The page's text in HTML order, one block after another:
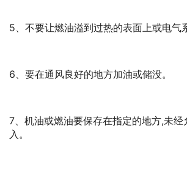
5、不要让燃油溢到过热的表面上或电气
6、要在通风良好的地方加油或储没。
7、机油或燃油要保存在指定的地方,未经
入。